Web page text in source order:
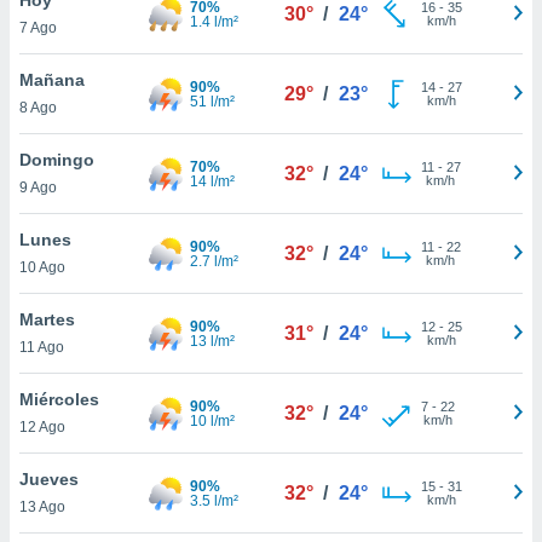
en
más
nuestra
de
cookies
aceptar
7 Ago
70%
1.4 l/m²
30° / 24° 16- 35
km/h
Mañana
8 Ago
90%
51 l/m²
29° / 23° 14- 27
km/h
Domingo
9 Ago
70%
14 l/m²
32° / 24° 11 - 27
km/h
Lunes
10 Ago
90%
2.7 l/m²
32° / 24° 11 - 22
km/h
Martes
11 Ago
90%
13 l/m²
31° / 24° 12- 25
km/h
Miércoles
12 Ago
90%
10 l/m²
32° / 24° 7- 22
km/h
Jueves
13 Ago
90%
3.5 l/m²
32° / 24° 15- 31
km/h